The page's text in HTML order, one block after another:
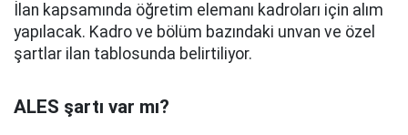
İlan kapsamında öğretim elemanı kadroları için alım
yapılacak. Kadro ve bölüm bazındaki unvan ve özel
şartlar ilan tablosunda belirtiliyor.
ALES şartı var mı?